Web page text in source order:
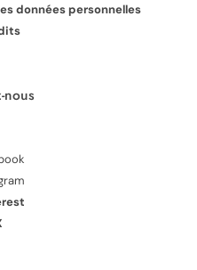
données personnelles
nous